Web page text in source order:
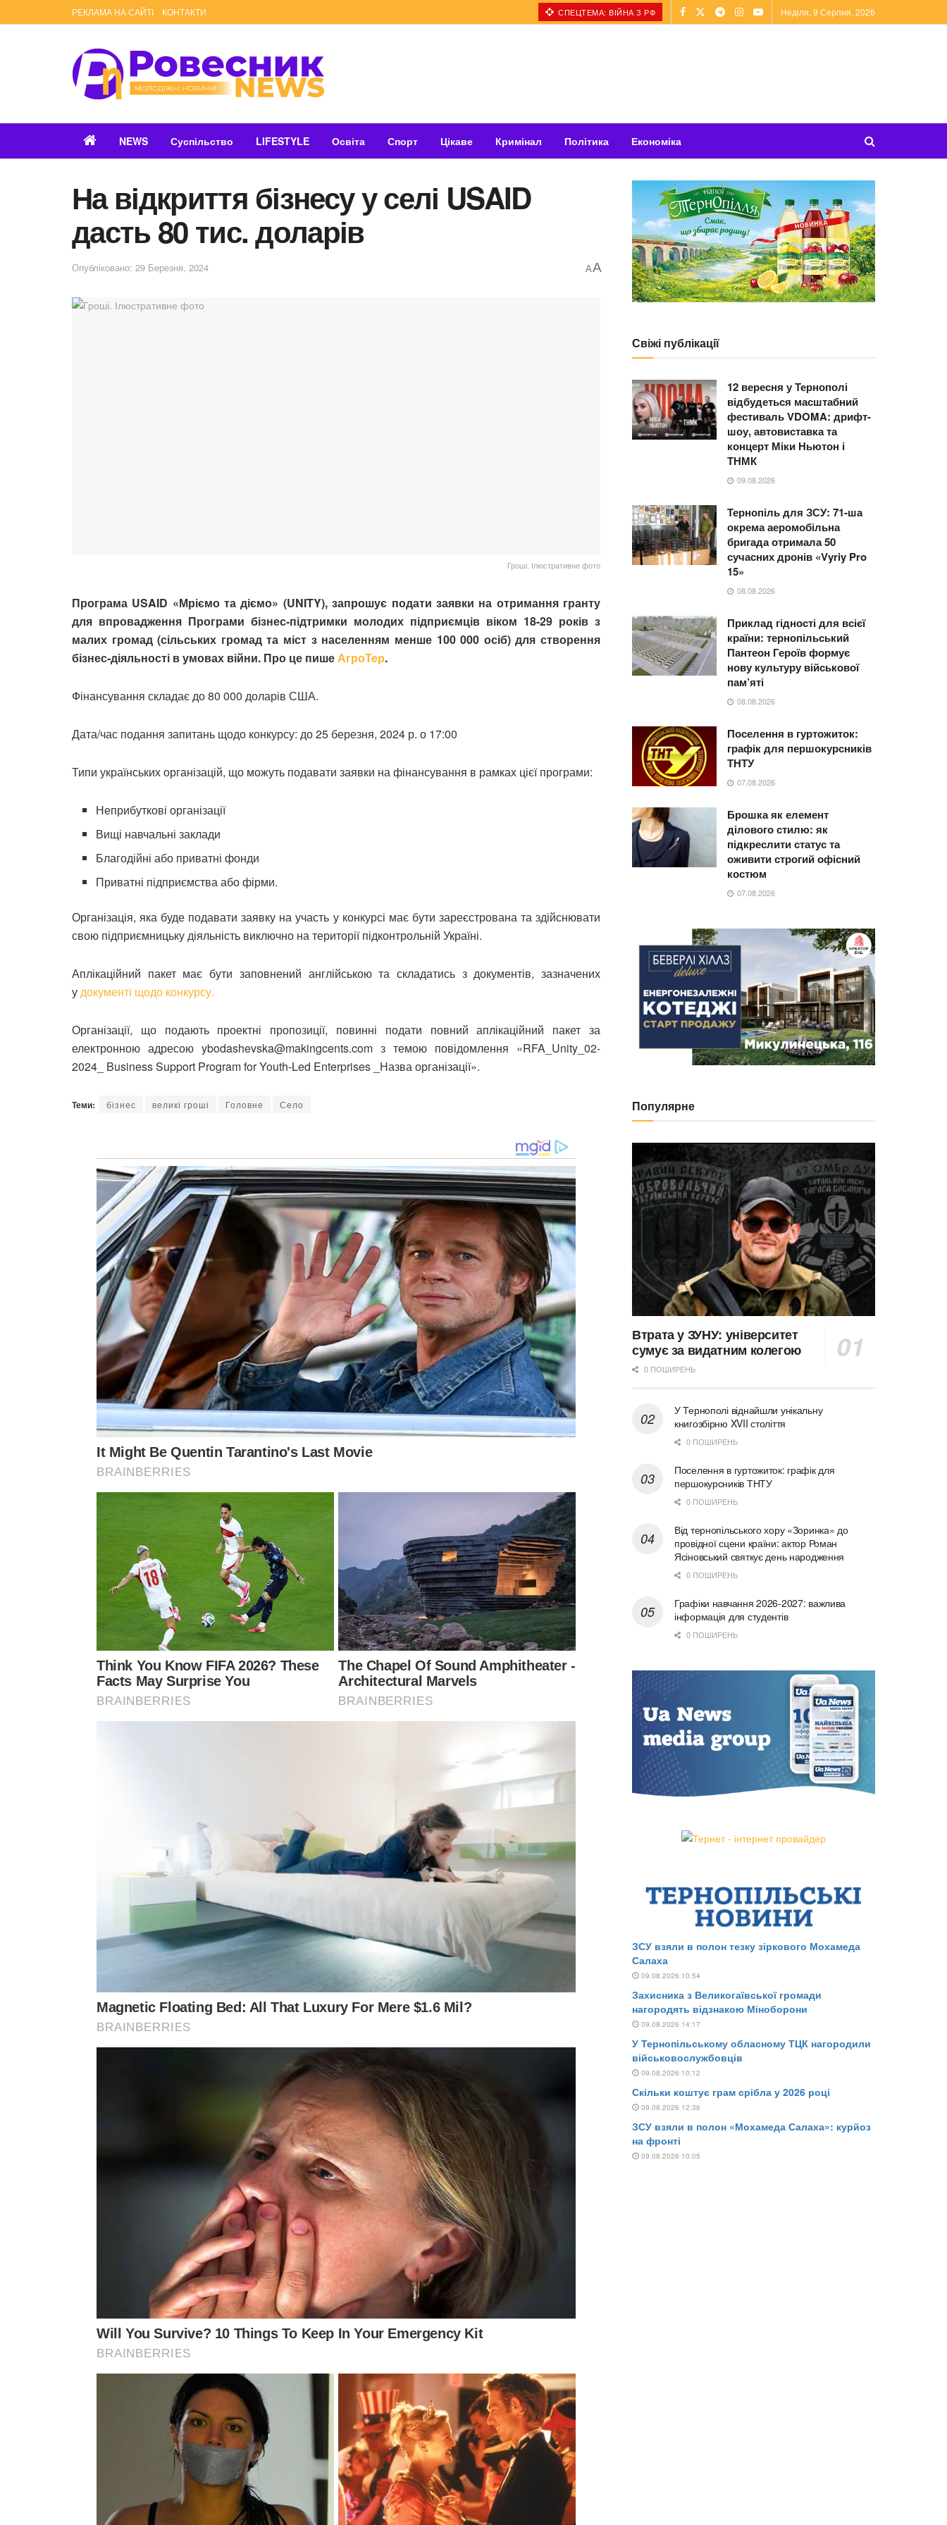
РЕКЛАМА НА САЙТІ КОНТАКТИ СПЕЦТЕМА: ВІЙНА З РФ Неділя, 9 Серпня, 2026
NEWS Суспільство LIFESTYLE Освіта Спорт Цікаве Кримінал Політика Економіка
На відкриття бізнесу у селі USAID
дасть 80 тис. доларів
Опубліковано: 29 Березня, 2024 AA
Гроші. Ілюстративне фото
Програма USAID «Мріємо та діємо» (UNITY), запрошує подати заявки на отримання гранту
для впровадження Програми бізнес-підтримки молодих підприємців віком 18-29 років з
малих громад (сільських громад та міст з населенням менше 100 000 осіб) для створення
бізнес-діяльності в умовах війни. Про це пишеАгроТер.
Фінансування складає до 80 000 доларів США.
Дата/час подання запитань щодо конкурсу: до 25 березня, 2024 р. о 17:00
Типи українських організацій, що можуть подавати заявки на фінансування в рамках цієї програми:
Неприбуткові організації
Вищі навчальні заклади
Благодійні або приватні фонди
Приватні підприємства або фірми.
Організація, яка буде подавати заявку на участь у конкурсі має бути зареєстрована та здійснювати
свою підприємницьку діяльність виключно на території підконтрольній Україні.
Аплікаційний пакет має бути заповнений англійською та складатись з документів, зазначених
удокументі щодо конкурсу.
Організації, що подають проектні пропозиції, повинні подати повний аплікаційний пакет за
електронною адресою ybodashevska@makingcents.com з темою повідомлення «RFA_Unity_02-
2024_ Business Support Program for Youth-Led Enterprises _Назва організації».
Теми: бізнес великі гроші Головне Село
Свіжі публікації
12 вересня у Тернополі
відбудеться масштабний
фестиваль VDOMA: дрифт-
шоу, автовиставка та
концерт Міки Ньютон і
ТНМК
09.08.2026
Тернопіль для ЗСУ: 71-ша
окрема аеромобільна
бригада отримала 50
сучасних дронів «Vyriy Pro
15»
08.08.2026
Приклад гідності для всієї
країни: тернопільський
Пантеон Героїв формує
нову культуру військової
пам’яті
08.08.2026
Поселення в гуртожиток:
графік для першокурсників
ТНТУ
07.08.2026
Брошка як елемент
ділового стилю: як
підкреслити статус та
оживити строгий офісний
костюм
07.08.2026
Популярне
Втрата у ЗУНУ: університет
сумує за видатним колегою
0 ПОШИРЕНЬ
У Тернополі віднайшли унікальну
книгозбірню XVII століття
0 ПОШИРЕНЬ
Поселення в гуртожиток: графік для
першокурсників ТНТУ
0 ПОШИРЕНЬ
Від тернопільського хору «Зоринка» до
провідної сцени країни: актор Роман
Ясіновський святкує день народження
0 ПОШИРЕНЬ
Графіки навчання 2026-2027: важлива
інформація для студентів
0 ПОШИРЕНЬ